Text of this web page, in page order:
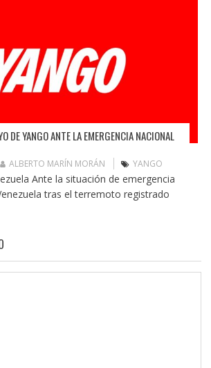
DE YANGO ANTE LA EMERGENCIA NACIONAL
ALBERTO MARÍN MORÁN YANGO
Ante la situación de emergencia
tras el terremoto registrado